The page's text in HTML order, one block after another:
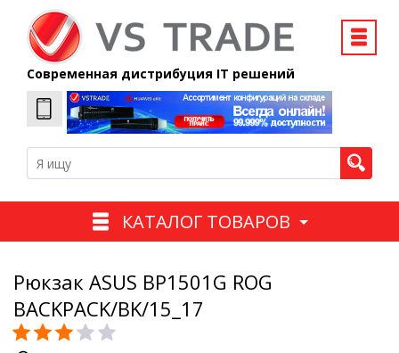
Современная дистрибуция IT решений
КАТАЛОГ ТОВАРОВ
Рюкзак ASUS BP1501G ROG
BACKPACK/BK/15_17